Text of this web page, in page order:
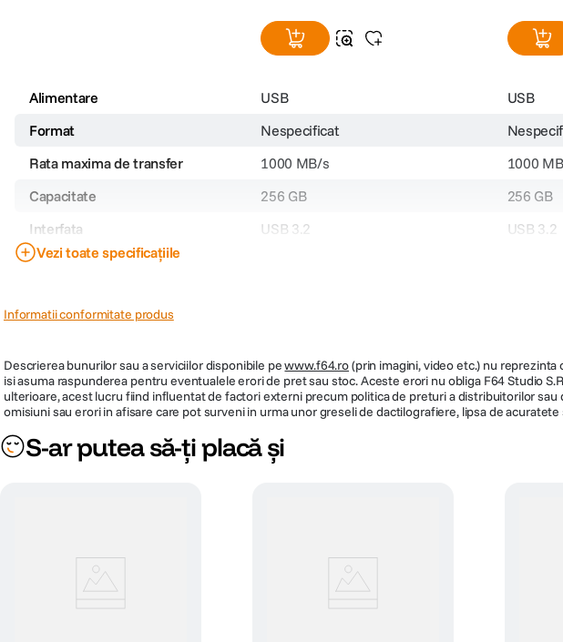
Alimentare USB USB
Format
Nespecificat
Rata maxima de transfer
1000 MB/s 1000
Capacitate
256 GB 256 GB
Interfata
USB 3.2 USB 3.2
Dimensiuni
Culoare
Cod producator
32418 32417
Vezi toate specificațiile
Informatii conformitate produs
Descrierea bunurilor sau a serviciilor disponibile pewww.f64.ro(prin imagini, video etc.) nu
isi asuma raspunderea pentru eventualele erori de pret sau stoc. Aceste erori nu obliga F64 Studio
ulterioare, acest lucru fiind influentat de factori externi precum politica de preturi a distribuitorilor
omisiuni sau erori in afisare care pot surveni in urma unor greseli de dactilografiere, lipsa de
S-ar putea să-ți placă și